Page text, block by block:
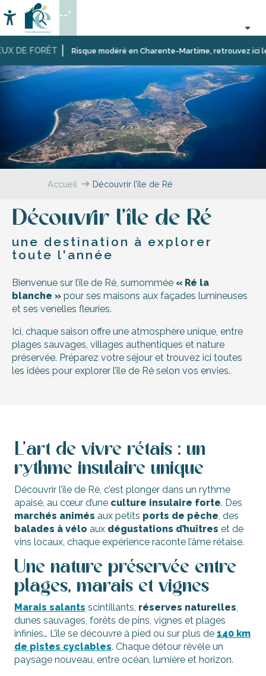
au
contenu
principal
DE FORÊT Risque modéré en Charente-Martime, retrouvez ici
Accessibilité
Recherche
--°
Accueil Découvrir l’île de Ré
Découvrir l’île de Ré
une destination à explorer
toute l'année
Bienvenue sur l’île de Ré, surnommée « Ré la
blanche » pour ses maisons aux façades lumineuses
et ses venelles fleuries.
Ici, chaque saison offre une atmosphère unique, entre
plages sauvages, villages authentiques et nature
préservée. Préparez votre séjour et trouvez ici toutes
les idées pour explorer l’île de Ré selon vos envies.
L’art de vivre rétais : un
rythme insulaire unique
Découvrir l’île de Ré, c’est plonger dans un rythme
apaisé, au cœur d’une culture insulaire forte. Des
marchés animés aux petits ports de pêche, des
balades à vélo aux dégustations d’huîtres et de
vins locaux, chaque expérience raconte l’âme rétaise.
Une nature préservée entre
plages, marais et vignes
Marais salants scintillants, réserves naturelles,
dunes sauvages, forêts de pins, vignes et plages
infinies… L’île se découvre à pied ou sur plus de 140 km
de pistes cyclables. Chaque détour révèle un
paysage nouveau, entre océan, lumière et horizon.